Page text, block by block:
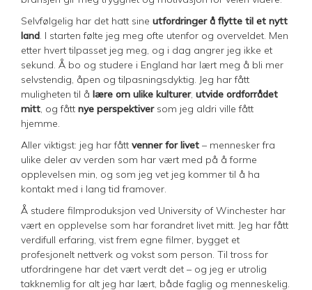
Selvfølgelig har det hatt sine utfordringer å flytte til et nytt
land. I starten følte jeg meg ofte utenfor og overveldet. Men
etter hvert tilpasset jeg meg, og i dag angrer jeg ikke et
sekund. Å bo og studere i England har lært meg å bli mer
selvstendig, åpen og tilpasningsdyktig. Jeg har fått
muligheten til å lære om ulike kulturer, utvide ordforrådet
mitt, og fått nye perspektiversom jeg aldri ville fått
hjemme.
Aller viktigst: jeg har fått venner for livet – mennesker fra
ulike deler av verden som har vært med på å forme
opplevelsen min, og som jeg vet jeg kommer til å ha
kontakt med i lang tid framover.
Å studere filmproduksjon ved University of Winchester har
vært en opplevelse som har forandret livet mitt. Jeg har fått
verdifull erfaring, vist frem egne filmer, bygget et
profesjonelt nettverk og vokst som person. Til tross for
utfordringene har det vært verdt det – og jeg er utrolig
takknemlig for alt jeg har lært, både faglig og menneskelig.